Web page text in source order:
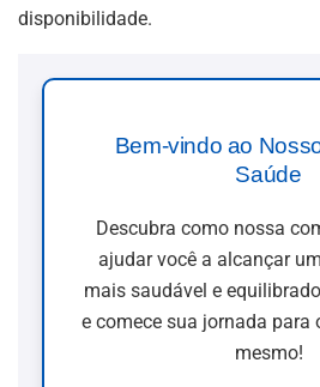
disponibilidade.
Bem-vindo ao
Saúde
Descubra como nossa
ajudar você a alcançar
mais saudável e
e comece sua jornada para
mesmo!